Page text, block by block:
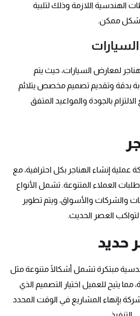
الهندسية اللازمة وذلك لتلبية
شكل ممكن.
لمعارض السيارات، حيث يتم
بدقة وتقديم تصميم مخصص يتلائم
بالجودة والمواعيد المتفق
عملية إنشاء الهناجر بكل احترافية، مع
العملاء المتنوعة. تشمل الأنواع
والشركات والأسواق، ويتم تطوير
العصر الحديث.
حديد
مبتكرة تشمل أشكالًا متنوعة مثل
يتيح للعميل اختيار التصميم الذي
بإنهاء المشاريع في الوقت المحدد